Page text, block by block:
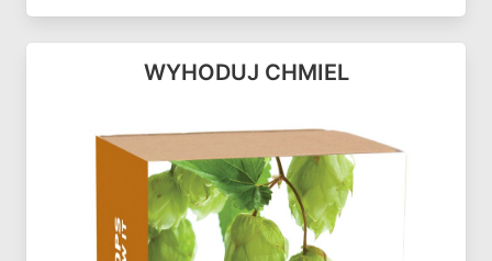
WYHODUJ CHMIEL